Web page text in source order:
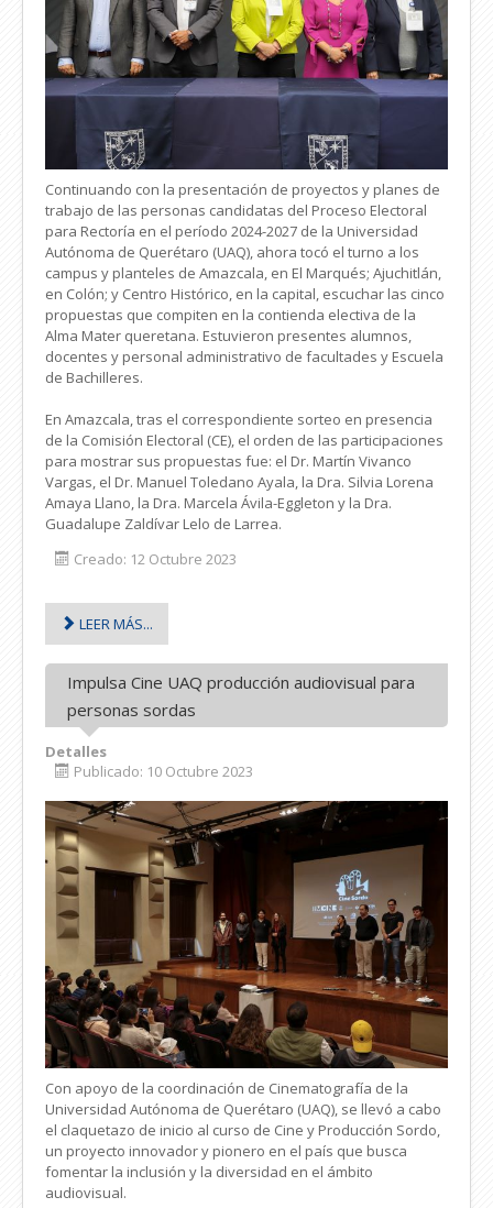
Continuando con la presentación de proyectos y planes de
trabajo de las personas candidatas del Proceso Electoral
para Rectoría en el período 2024-2027 de la Universidad
Autónoma de Querétaro (UAQ), ahora tocó el turno a los
campus y planteles de Amazcala, en El Marqués; Ajuchitlán,
en Colón; y Centro Histórico, en la capital, escuchar las cinco
propuestas que compiten en la contienda electiva de la
Alma Mater queretana. Estuvieron presentes alumnos,
docentes y personal administrativo de facultades y Escuela
de Bachilleres.
En Amazcala, tras el correspondiente sorteo en presencia
de la Comisión Electoral (CE), el orden de las participaciones
para mostrar sus propuestas fue: el Dr. Martín Vivanco
Vargas, el Dr. Manuel Toledano Ayala, la Dra. Silvia Lorena
Amaya Llano, la Dra. Marcela Ávila-Eggleton y la Dra.
Guadalupe Zaldívar Lelo de Larrea.
Creado: 12 Octubre 2023
LEER MÁS...
Impulsa Cine UAQ producción audiovisual para
personas sordas
Detalles
Publicado: 10 Octubre 2023
Con apoyo de la coordinación de Cinematografía de la
Universidad Autónoma de Querétaro (UAQ), se llevó a cabo
el claquetazo de inicio al curso de Cine y Producción Sordo,
un proyecto innovador y pionero en el país que busca
fomentar la inclusión y la diversidad en el ámbito
audiovisual.